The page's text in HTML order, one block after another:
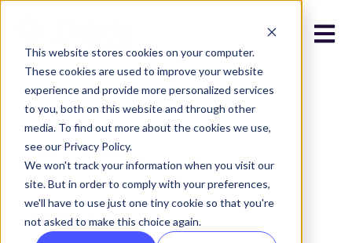
This website stores cookies on your computer.
These cookies are used to improve your website
experience and provide more personalized services
to you, both on this website and through other
media. To find out more about the cookies we use,
see our Privacy Policy.
We won't track your information when you visit our
site. But in order to comply with your preferences,
we'll have to use just one tiny cookie so that you're
not asked to make this choice again.
Todos los posts
marzo 16, 2023